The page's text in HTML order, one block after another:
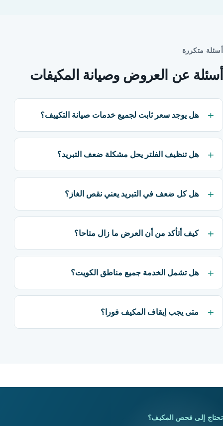
أسئلة متكررة
أسئلة عن العروض وصيانة المكيفات
هل يوجد سعر ثابت لجميع خدمات صيانة التكييف؟
هل تنظيف الفلتر يحل مشكلة ضعف التبريد؟
هل كل ضعف في التبريد يعني نقص الغاز؟
كيف أتأكد من أن العرض ما زال متاحا؟
هل تشمل الخدمة جميع مناطق الكويت؟
متى يجب إيقاف المكيف فورا؟
تحتاج إلى فحص المكيف؟